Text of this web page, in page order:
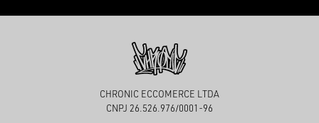
CHRONIC ECCOMERCE LTDA
CNPJ 26.526.976/0001-96